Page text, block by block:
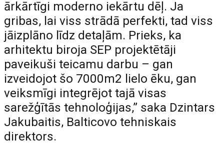
ārkārtīgi moderno iekārtu dēļ. Ja
gribas, lai viss strādā perfekti, tad viss
jāizplāno līdz detaļām. Prieks, ka
arhitektu biroja SEP projektētāji
paveikuši teicamu darbu – gan
izveidojot šo 7000m2 lielo ēku, gan
veiksmīgi integrējot tajā visas
sarežģītās tehnoloģijas,” saka Dzintars
Jakubaitis, Balticovo tehniskais
direktors.